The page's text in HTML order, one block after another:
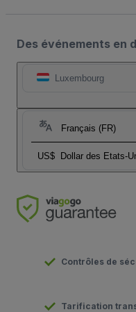
Des événements en
Luxembourg
Français (FR)
US$ Dollar des Etats-
Contrôles de
Tarification